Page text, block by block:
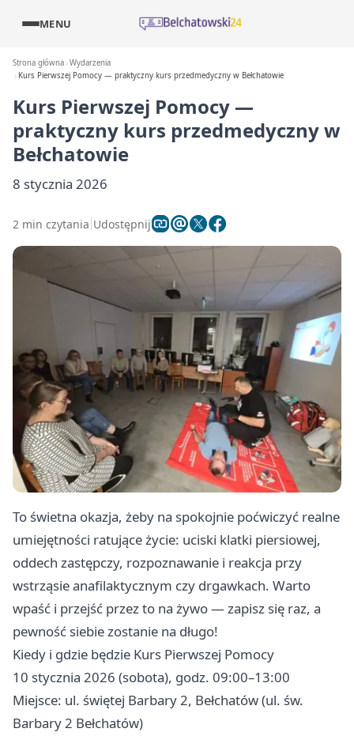
MENU
Strona główna Wydarzenia
Kurs Pierwszej Pomocy — praktyczny kurs przedmedyczny w Bełchatowie
Kurs Pierwszej Pomocy —
praktyczny kurs przedmedyczny w
Bełchatowie
8 stycznia 2026
2 min czytania Udostępnij
To świetna okazja, żeby na spokojnie poćwiczyć realne
umiejętności ratujące życie: uciski klatki piersiowej,
oddech zastępczy, rozpoznawanie i reakcja przy
wstrząsie anafilaktycznym czy drgawkach. Warto
wpaść i przejść przez to na żywo — zapisz się raz, a
pewność siebie zostanie na długo!
Kiedy i gdzie będzie Kurs Pierwszej Pomocy
10 stycznia 2026 (sobota), godz. 09:00–13:00
Miejsce: ul. świętej Barbary 2, Bełchatów (ul. św.
Barbary 2 Bełchatów)